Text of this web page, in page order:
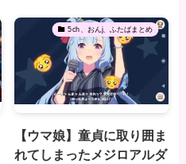
5ch、おんj、ふたばまとめ
【ウマ娘】童貞に取り囲ま
れてしまったメジロアルダ